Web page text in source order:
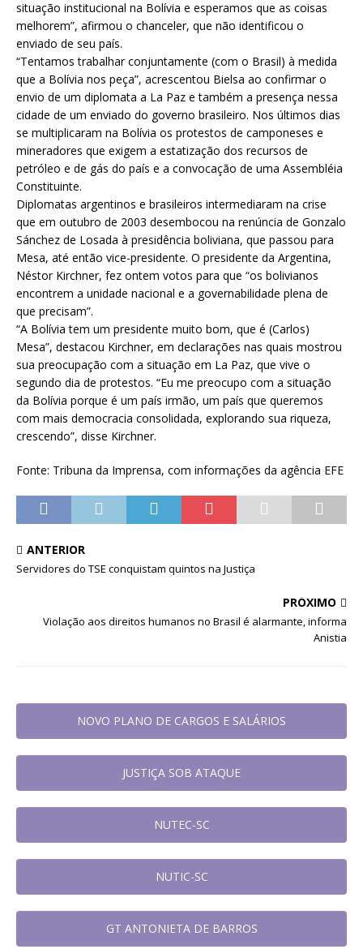
situação institucional na Bolívia e esperamos que as coisas
melhorem”, afirmou o chanceler, que não identificou o
enviado de seu país.
“Tentamos trabalhar conjuntamente (com o Brasil) à medida
que a Bolívia nos peça”, acrescentou Bielsa ao confirmar o
envio de um diplomata a La Paz e também a presença nessa
cidade de um enviado do governo brasileiro. Nos últimos dias
se multiplicaram na Bolívia os protestos de camponeses e
mineradores que exigem a estatização dos recursos de
petróleo e de gás do país e a convocação de uma Assembléia
Constituinte.
Diplomatas argentinos e brasileiros intermediaram na crise
que em outubro de 2003 desembocou na renúncia de Gonzalo
Sánchez de Losada à presidência boliviana, que passou para
Mesa, até então vice-presidente. O presidente da Argentina,
Néstor Kirchner, fez ontem votos para que “os bolivianos
encontrem a unidade nacional e a governabilidade plena de
que precisam”.
“A Bolívia tem um presidente muito bom, que é (Carlos)
Mesa”, destacou Kirchner, em declarações nas quais mostrou
sua preocupação com a situação em La Paz, que vive o
segundo dia de protestos. “Eu me preocupo com a situação
da Bolívia porque é um país irmão, um país que queremos
com mais democracia consolidada, explorando sua riqueza,
crescendo”, disse Kirchner.
Fonte: Tribuna da Imprensa, com informações da agência EFE
ANTERIOR
Servidores do TSE conquistam quintos na Justiça
PRÓXIMO
Violação aos direitos humanos no Brasil é alarmante, informa
Anistia
NOVO PLANO DE CARGOS E SALÁRIOS
JUSTIÇA SOB ATAQUE
NUTEC-SC
NUTIC-SC
GT ANTONIETA DE BARROS